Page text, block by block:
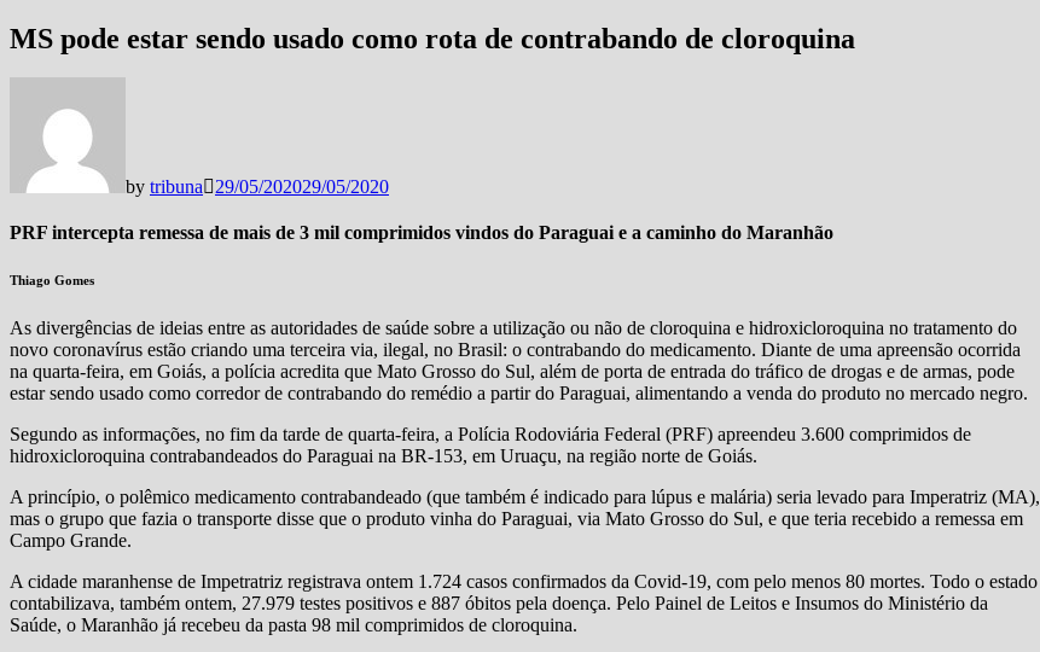
MS pode estar sendo usado como rota de contrabando de cloroquina
by tribuna 29/05/202029/05/2020
PRF intercepta remessa de mais de 3 mil comprimidos vindos do Paraguai e a caminho do Maranhão
Thiago Gomes
As divergências de ideias entre as autoridades de saúde sobre a utilização ou não de cloroquina e hidroxicloroquina no tratamento do
novo coronavírus estão criando uma terceira via, ilegal, no Brasil: o contrabando do medicamento. Diante de uma apreensão ocorrida
na quarta-feira, em Goiás, a polícia acredita que Mato Grosso do Sul, além de porta de entrada do tráfico de drogas e de armas, pode
estar sendo usado como corredor de contrabando do remédio a partir do Paraguai, alimentando a venda do produto no mercado negro.
Segundo as informações, no fim da tarde de quarta-feira, a Polícia Rodoviária Federal (PRF) apreendeu 3.600 comprimidos de
hidroxicloroquina contrabandeados do Paraguai na BR-153, em Uruaçu, na região norte de Goiás.
A princípio, o polêmico medicamento contrabandeado (que também é indicado para lúpus e malária) seria levado para Imperatriz (MA),
mas o grupo que fazia o transporte disse que o produto vinha do Paraguai, via Mato Grosso do Sul, e que teria recebido a remessa em
Campo Grande.
A cidade maranhense de Impetratriz registrava ontem 1.724 casos confirmados da Covid-19, com pelo menos 80 mortes. Todo o estado
contabilizava, também ontem, 27.979 testes positivos e 887 óbitos pela doença. Pelo Painel de Leitos e Insumos do Ministério da
Saúde, o Maranhão já recebeu da pasta 98 mil comprimidos de cloroquina.